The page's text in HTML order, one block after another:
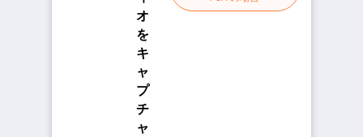
オ
を
キ
ャ
プ
チ
ャ